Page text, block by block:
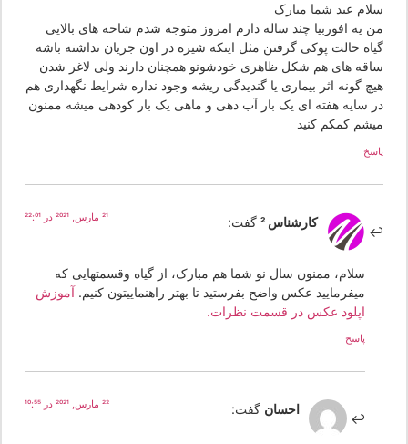
عید شما مبارک
یه افوربیا چند ساله دارم امروز متوجه شدم شاخه های بالایی
حالت پوکی گرفتن مثل اینکه شیره در اون جریان نداشته باشه
های هم شکل ظاهری خودشونو همچنان دارند ولی لاغر شدن
گونه اثر بیماری یا گندیدگی ریشه وجود نداره شرایط نگهداری هم
سایه هفته ای یک بار آب دهی و ماهی یک بار کودهی میشه ممنون
کمکم کنید
کارشناس 2 گفت:
سلام، ممنون سال نو شما هم مبارک، از گیاه وقسمتهایی که
میفرمایید عکس واضح بفرستید تا بهتر راهنماییتون کنیم. آموزش
اپلود عکس در قسمت نظرات.
احسان گفت: